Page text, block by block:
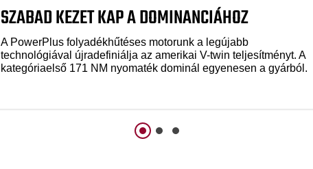
SZABAD KEZET KAP A DOMINANCIÁHOZ
A PowerPlus folyadékhűtéses motorunk a legújabb
technológiával újradefiniálja az amerikai V-twin teljesítményt. A
kategóriaelső 171 NM nyomaték dominál egyenesen a gyárból.